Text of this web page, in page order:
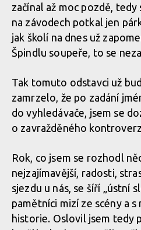
začínal až moc pozdě,
na závodech potkal jen
jak školí na dnes už
Špindlu soupeře, to se
Tak tomuto odstavci už
zamrzelo, že po zadání
do vyhledávače, jsem se
o zavražděného
Rok, co jsem se rozhodl
nejzajímavější, radosti,
sjezdu u nás, se šíří „ústní
pamětníci mizí ze scény a s
historie. Oslovil jsem tedy